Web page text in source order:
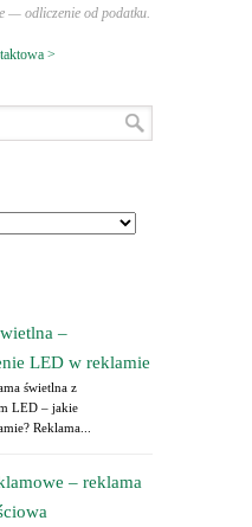
— odliczenie od podatku.
>
–
LED w reklamie
świetlna z
LED – jakie
Reklama...
– reklama